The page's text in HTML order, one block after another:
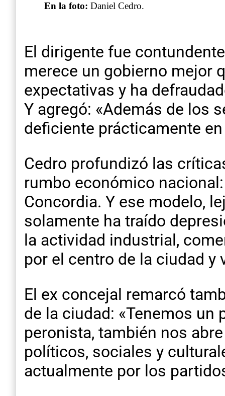
En la foto: Daniel Cedro.
El dirigente fue
merece un gobierno mejor
expectativas y ha
Y agregó: «Además de los
deficiente prácticamente
Cedro profundizó las
rumbo económico
Concordia. Y ese modelo,
solamente ha traído
la actividad industrial,
por el centro de la ciudad y
El ex concejal remarcó
de la ciudad: «Tenemos
peronista, también nos
políticos, sociales y
actualmente por los